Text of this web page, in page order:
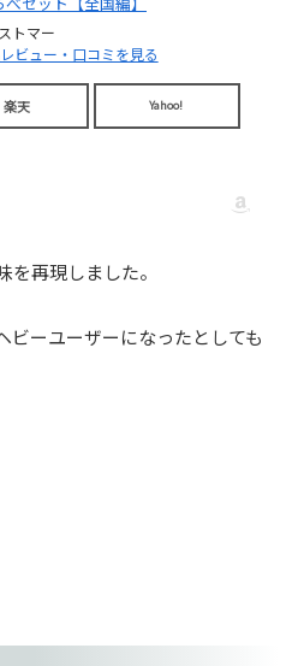
トマー
ビュー・口コミを見る
楽天 Yahoo!
を再現しました。
ビーユーザーになったとしても